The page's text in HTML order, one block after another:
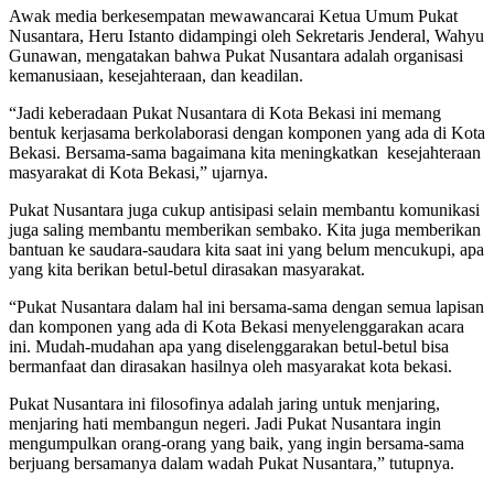
Awak media berkesempatan mewawancarai Ketua Umum Pukat
Nusantara, Heru Istanto didampingi oleh Sekretaris Jenderal, Wahyu
Gunawan, mengatakan bahwa Pukat Nusantara adalah organisasi
kemanusiaan, kesejahteraan, dan keadilan.
“Jadi keberadaan Pukat Nusantara di Kota Bekasi ini memang
bentuk kerjasama berkolaborasi dengan komponen yang ada di Kota
Bekasi. Bersama-sama bagaimana kita meningkatkan kesejahteraan
masyarakat di Kota Bekasi,” ujarnya.
Pukat Nusantara juga cukup antisipasi selain membantu komunikasi
juga saling membantu memberikan sembako. Kita juga memberikan
bantuan ke saudara-saudara kita saat ini yang belum mencukupi, apa
yang kita berikan betul-betul dirasakan masyarakat.
“Pukat Nusantara dalam hal ini bersama-sama dengan semua lapisan
dan komponen yang ada di Kota Bekasi menyelenggarakan acara
ini. Mudah-mudahan apa yang diselenggarakan betul-betul bisa
bermanfaat dan dirasakan hasilnya oleh masyarakat kota bekasi.
Pukat Nusantara ini filosofinya adalah jaring untuk menjaring,
menjaring hati membangun negeri. Jadi Pukat Nusantara ingin
mengumpulkan orang-orang yang baik, yang ingin bersama-sama
berjuang bersamanya dalam wadah Pukat Nusantara,” tutupnya.